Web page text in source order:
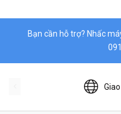
Bạn cần hỗ trợ? Nhấc